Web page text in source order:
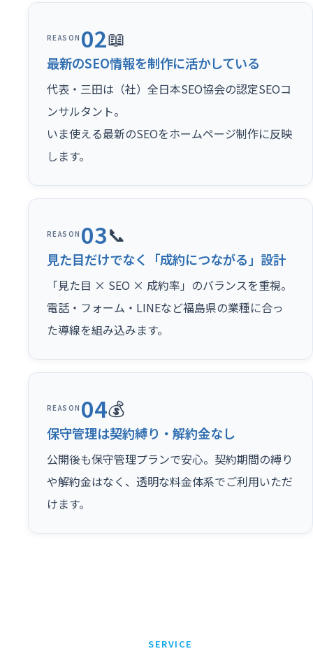
REASON 02📖
最新のSEO情報を制作に活かしている
代表・三田は（社）全日本SEO協会の認定SEOコ
ンサルタント。
いま使える最新のSEOをホームページ制作に反映
します。
REASON 03📞
見た目だけでなく「成約につながる」設計
「見た目 × SEO × 成約率」のバランスを重視。
電話・フォーム・LINEなど福島県の業種に合っ
た導線を組み込みます。
REASON 04💰
保守管理は契約縛り・解約金なし
公開後も保守管理プランで安心。契約期間の縛り
や解約金はなく、透明な料金体系でご利用いただ
けます。
SERVICE